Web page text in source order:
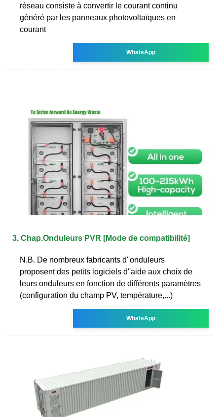
réseau consiste à convertir le courant continu
généré par les panneaux photovoltaïques en
courant
WhatsApp
3. Chap.Onduleurs PVR [Mode de compatibilité]
N.B. De nombreux fabricants d''onduleurs
proposent des petits logiciels d''aide aux choix de
leurs onduleurs en fonction de différents paramètres
(configuration du champ PV, température,...)
WhatsApp